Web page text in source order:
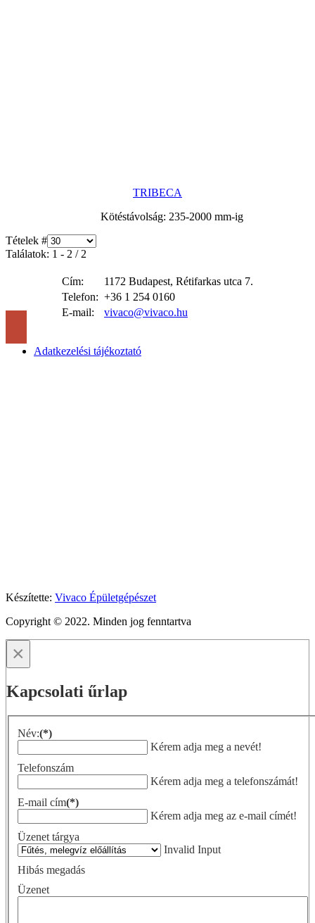
TRIBECA
Kötéstávolság: 235-2000 mm-ig
Tételek #
Találatok: 1 - 2 / 2
Cím:
1172 Budapest, Rétifarkas utca 7.
Telefon: +36 1 254 0160
E-mail:
vivaco@vivaco.hu
Adatkezelési tájékoztató
Készítette: Vivaco Épületgépészet
Copyright © 2022. Minden jog fenntartva
×
Kapcsolati űrlap
Név:(*)
Kérem adja meg a nevét!
Telefonszám
Kérem adja meg a telefonszámát!
E-mail cím(*)
Kérem adja meg az e-mail címét!
Üzenet tárgya
Invalid Input
Hibás megadás
Üzenet